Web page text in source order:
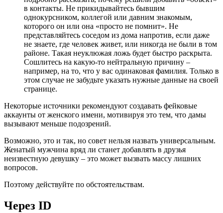
в контакты. Не прикидывайтесь бывшим
однокурсником, коллегой или давним знакомым,
которого он или она «просто не помнит». Не
представляйтесь соседом из дома напротив, если даже
не знаете, где человек живет, или никогда не были в том
районе. Такая неуклюжая ложь будет быстро раскрыта.
Сошлитесь на какую-то нейтральную причину –
например, на то, что у вас одинаковая фамилия. Только в
этом случае не забудьте указать нужные данные на своей
странице.
Некоторые источники рекомендуют создавать фейковые
аккаунты от женского имени, мотивируя это тем, что дамы
вызывают меньше подозрений.
Возможно, это и так, но совет нельзя назвать универсальным.
Женатый мужчина вряд ли станет добавлять в друзья
неизвестную девушку – это может вызвать массу лишних
вопросов.
Поэтому действуйте по обстоятельствам.
Через ID